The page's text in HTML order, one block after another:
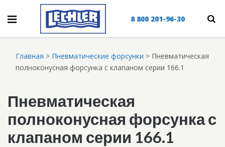
8 800 201-96-30
Главная > Пневматические форсунки > Пневматическая
полноконусная форсунка с клапаном серии 166.1
Пневматическая
полноконусная форсунка с
клапаном серии 166.1